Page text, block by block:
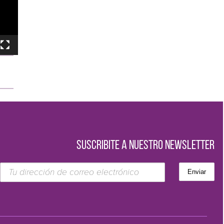
SUSCRIBITE A NUESTRO NEWSLETTER